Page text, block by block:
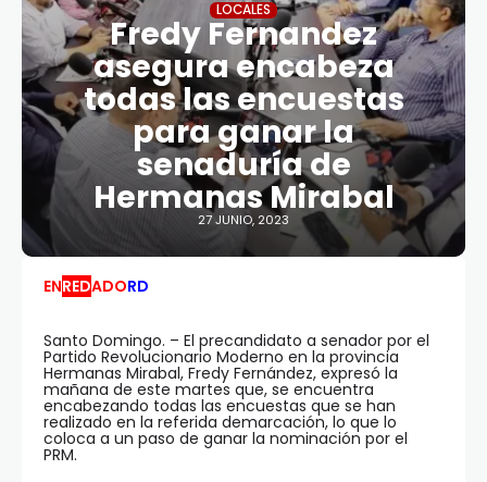
LOCALES
Fredy Fernandez
asegura encabeza
todas las encuestas
para ganar la
senaduría de
Hermanas Mirabal
27 JUNIO, 2023
ENREDADORD
Santo Domingo. – El precandidato a senador por el
Partido Revolucionario Moderno en la provincia
Hermanas Mirabal, Fredy Fernández, expresó la
mañana de este martes que, se encuentra
encabezando todas las encuestas que se han
realizado en la referida demarcación, lo que lo
coloca a un paso de ganar la nominación por el
PRM.